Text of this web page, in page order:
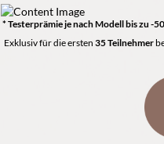
* Testerprämie je nach Modell bis zu -
Exklusiv für die ersten 35Teilnehmer